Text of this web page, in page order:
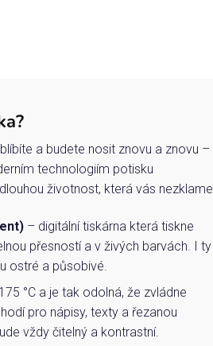
a budete nosit znovu a znovu –
technologiím potisku
životnost, která vás nezklame
– digitální tiskárna která tiskne
přesností a v živých barvách. I ty
ostré a působivé.
°C a je tak odolná, že zvládne
pro nápisy, texty a řezanou
vždy čitelný a kontrastní.